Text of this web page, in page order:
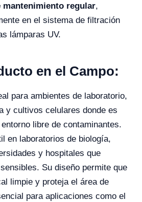
mantenimiento regular,
en el sistema de filtración
lámparas UV.
en el Campo:
para ambientes de laboratorio,
y cultivos celulares donde es
libre de contaminantes.
en laboratorios de biología,
y hospitales que
Su diseño permite que
limpie y proteja el área de
para aplicaciones como el